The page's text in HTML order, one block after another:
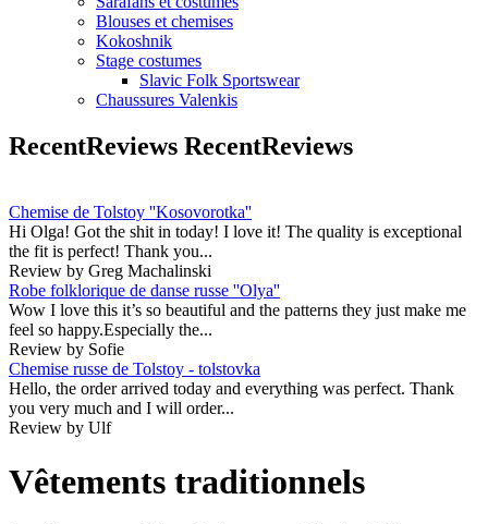
Blouses et chemises
Kokoshnik
Stage costumes
Slavic Folk Sportswear
Chaussures Valenkis
RecentReviews RecentReviews
Chemise de Tolstoy ''Kosovorotka''
Hi Olga! Got the shit in today! I love it! The quality is exceptional
the fit is perfect! Thank you...
Review by Greg Machalinski
Robe folklorique de danse russe ''Olya''
Wow I love this it’s so beautiful and the patterns they just make me
feel so happy.Especially the...
Review by Sofie
Chemise russe de Tolstoy - tolstovka
Hello, the order arrived today and everything was perfect. Thank
you very much and I will order...
Review by Ulf
Vêtements traditionnels